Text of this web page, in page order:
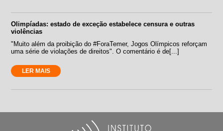
Olimpíadas: estado de exceção estabelece censura e outras
violências
"Muito além da proibição do #ForaTemer, Jogos Olímpicos reforçam
uma série de violações de direitos". O comentário é de[...]
LER MAIS